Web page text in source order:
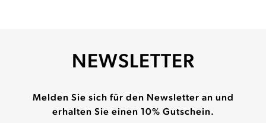
NEWSLETTER
Melden Sie sich für den Newsletter an und
erhalten Sie einen 10% Gutschein.